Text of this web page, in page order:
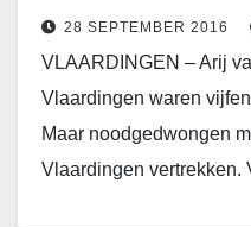
28 SEPTEMBER 2016
VLAARDINGEN – Arij
Vlaardingen waren
Maar noodgedwongen
Vlaardingen vertrekken.